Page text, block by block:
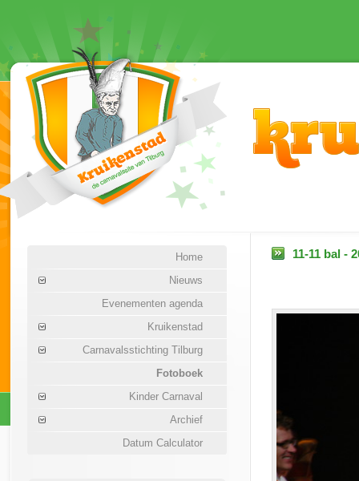
Home
Nieuws
Evenementen agenda
Kruikenstad
Carnavalsstichting Tilburg
Fotoboek
Kinder Carnaval
Archief
Datum Calculator
11-11 bal -